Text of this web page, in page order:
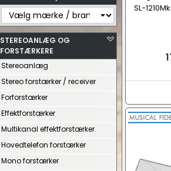
STEREOANLÆG OG
FORSTÆRKERE
Stereoanlæg
Stereo forstærker / receiver
Forforstærker
Effektforstærker
Multikanal effektforstærker
Hovedtelefon forstærker
Mono forstærker
SL-